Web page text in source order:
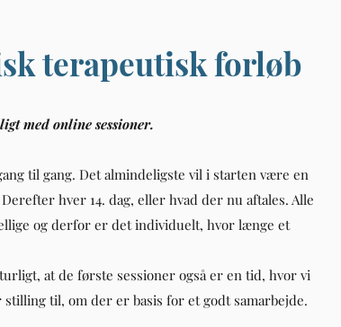
terapeutisk forløb
med online sessioner.
til gang. Det almindeligste vil i starten være en
hver 14. dag, eller hvad der nu aftales. Alle
og derfor er det individuelt, hvor længe et
at de første sessioner også er en tid, hvor vi
til, om der er basis for et godt samarbejde.